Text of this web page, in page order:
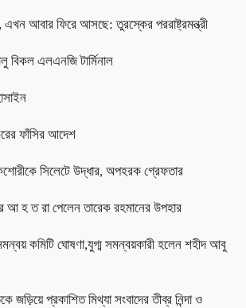
এখন আবার ফিরে আসছে: তুরস্কের পররাষ্ট্রমন্ত্রী
বিকল এলএনজি টার্মিনাল
ফাঁসির আদেশ
সিলেটে উদ্ধার, অপহরক গ্রেফতার
আ হ ত রা পেলেন তারেক রহমানের উপহার
কমিটি ঘোষণা,যুগ্ম সমন্বয়কারী হলেন শহীদ আবু
জড়িয়ে প্রকাশিত মিথ্যা সংবাদের তীব্র নিন্দা ও